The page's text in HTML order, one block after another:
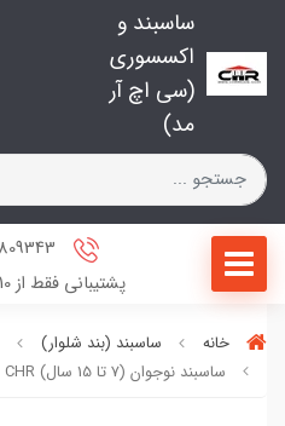
ساسبند و
اکسسوری
(سی اچ آر
مد)
پشتیبانی فقط از 10 صبح تا 5 عصر به جز ایام تعطیل)
خانه ساسبند (بند شلوار)
ساسبند نوجوان (7 تا 15 سال) CHR مدل کلش آف کلنز